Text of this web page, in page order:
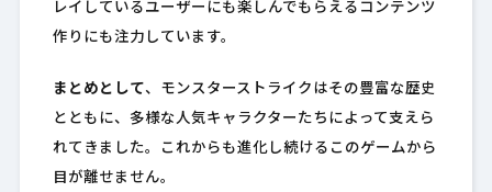
レイしているユーザーにも楽しんでもらえるコンテンツ
作りにも注力しています。
まとめとして、モンスターストライクはその豊富な歴史
とともに、多様な人気キャラクターたちによって支えら
れてきました。これからも進化し続けるこのゲームから
目が離せません。